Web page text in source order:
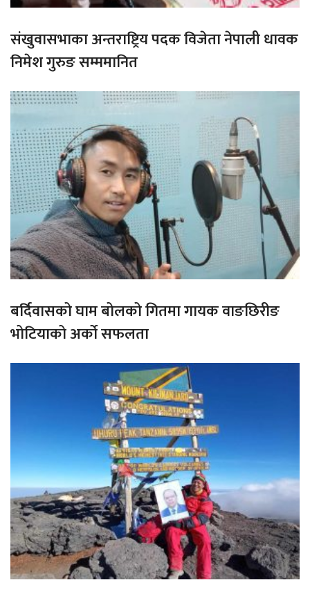
संखुवासभाका अन्तराष्ट्रिय पदक विजेता नेपाली धावक
निमेश गुरुङ सम्ममानित
बर्दिवासको घाम बोलको गितमा गायक वाङछिरीङ
भोटियाको अर्को सफलता